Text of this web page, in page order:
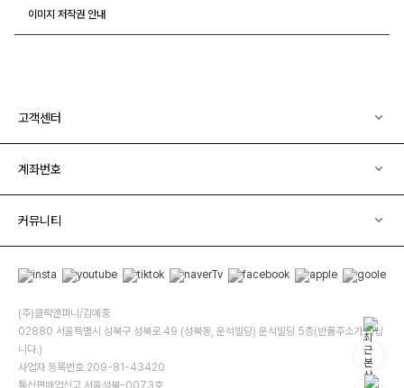
이미지 저작권 안내
고객센터
계좌번호
커뮤니티
(주)클릭앤퍼니/김예중
02880 서울특별시 성북구 성북로 49 (성북동, 운석빌딩) 운석빌딩 5층(반품주소가 아닙
니다.)
사업자 등록번호 209-81-43420
통신판매업신고 서울성북-0073호